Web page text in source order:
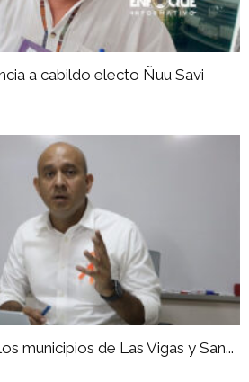
a cabildo electo Ñuu Savi
municipios de Las Vigas y San...